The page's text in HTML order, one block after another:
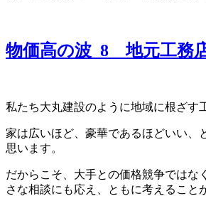
物価高の波_8 地元工務
私たち大丸建設のように地域に根ざす
家は広いほど、豪華であるほどいい、
思います。
だからこそ、大手との価格競争ではな
さな相談にも応え、ともに考えること